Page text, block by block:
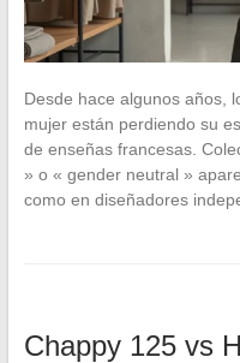
Desde hace algunos años,
mujer están perdiendo su
de enseñas francesas.
» o « gender neutral »
como en diseñadores
Chappy 125 vs